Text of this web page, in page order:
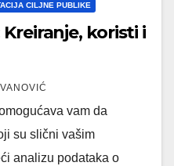
CILJNE PUBLIKE
koristi i
vam da
su slični vašim
analizu podataka o